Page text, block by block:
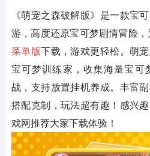
《萌宠之森破解版》 是一款宝
游，高度还原宝可梦剧情冒险
菜单版下载，游戏更轻松。萌
宝可梦训练家，收集海量宝可
战，支持放置挂机养成。丰富
搭配克制，玩法超有趣！感兴
戏网推荐大家下载体验！